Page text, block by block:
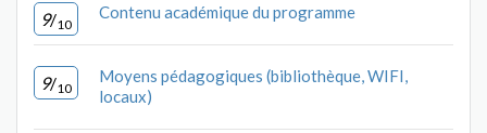
9/10
Contenu académique du programme
9/10
Moyens pédagogiques (bibliothèque, WIFI,
locaux)